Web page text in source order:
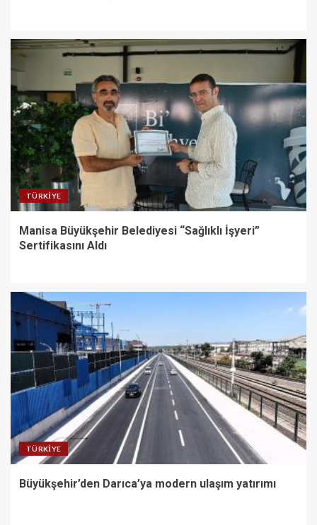
TÜRKIYE
Manisa Büyükşehir Belediyesi “Sağlıklı İşyeri”
Sertifikasını Aldı
TÜRKIYE
Büyükşehir’den Darıca’ya modern ulaşım yatırımı